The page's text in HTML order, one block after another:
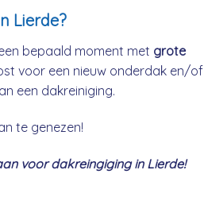
Lierde?
bepaald moment met grote
voor een nieuw onderdak en/of
een dakreiniging.
te genezen!
voor dakreingiging in Lierde!